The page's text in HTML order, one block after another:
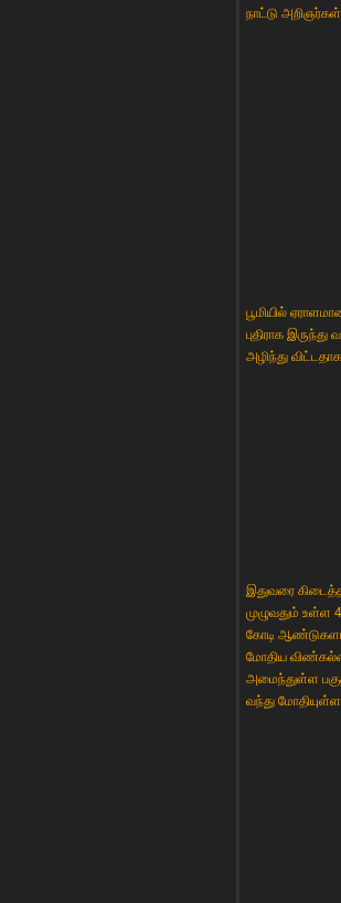
நாட்டு அறிஞர்கள்
பூமியில்
புதிராக
அழிந்து
இதுவரை
முழுவதும்
கோடி
மோதிய
அமைந்துள்ள
வந்து